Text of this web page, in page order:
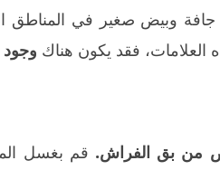
وبيض صغير في المناطق
فقد يكون هناك
من بق الفراش. قم بغسل